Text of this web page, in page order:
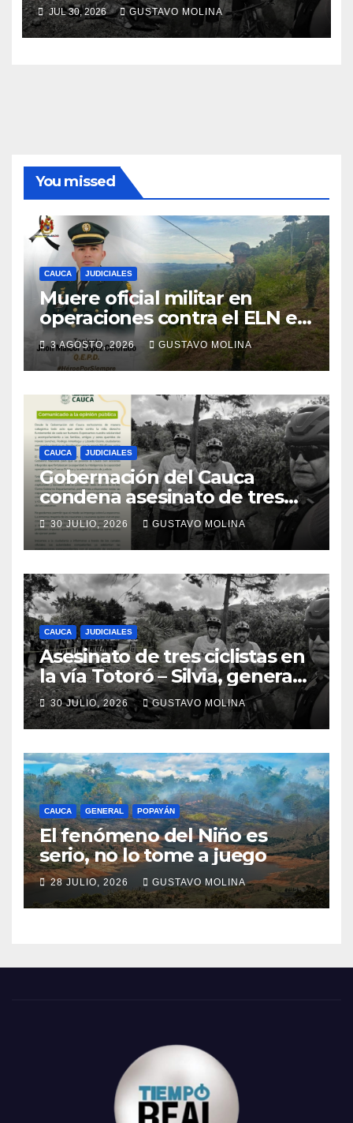
JUL 30, 2026 GUSTAVO MOLINA
You missed
CAUCA JUDICIALES
Muere oficial militar en
operaciones contra el ELN en
el sur del Cauca
3 AGOSTO, 2026 GUSTAVO MOLINA
CAUCA JUDICIALES
Gobernación del Cauca
condena asesinato de tres
ciudadanos y exige medidas
urgentes al Gobierno
Nacional
30 JULIO, 2026 GUSTAVO MOLINA
CAUCA JUDICIALES
Asesinato de tres ciclistas en
la vía Totoró – Silvia, genera
consternación en el Cauca
30 JULIO, 2026 GUSTAVO MOLINA
CAUCA GENERAL POPAYÁN
El fenómeno del Niño es
serio, no lo tome a juego
28 JULIO, 2026 GUSTAVO MOLINA